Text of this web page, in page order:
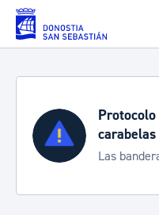
Saltar al contenido
carabelas
Las